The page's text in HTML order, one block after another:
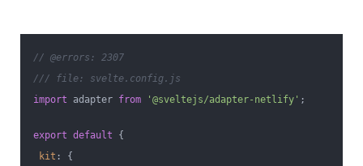
// @errors: 2307
/// file: svelte.config.js
import adapter from '@sveltejs/adapter-netlify' ;
export default {
kit : {